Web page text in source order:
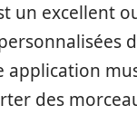
un excellent
application
des